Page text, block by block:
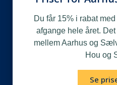
Du får 15% i rabat
afgange hele året.
mellem Aarhus og
Hou og
Se